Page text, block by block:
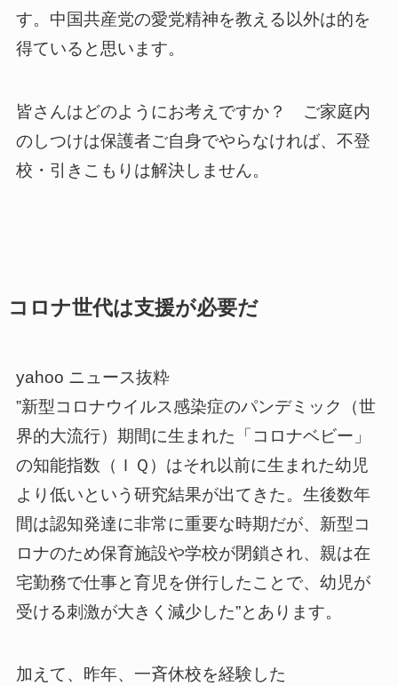
す。中国共産党の愛党精神を教える以外は的を
得ていると思います。
皆さんはどのようにお考えですか？ ご家庭内
のしつけは保護者ご自身でやらなければ、不登
校・引きこもりは解決しません。
コロナ世代は支援が必要だ
yahoo ニュース抜粋
”新型コロナウイルス感染症のパンデミック（世
界的大流行）期間に生まれた「コロナベビー」
の知能指数（ＩＱ）はそれ以前に生まれた幼児
より低いという研究結果が出てきた。生後数年
間は認知発達に非常に重要な時期だが、新型コ
ロナのため保育施設や学校が閉鎖され、親は在
宅勤務で仕事と育児を併行したことで、幼児が
受ける刺激が大きく減少した”とあります。
加えて、昨年、一斉休校を経験した